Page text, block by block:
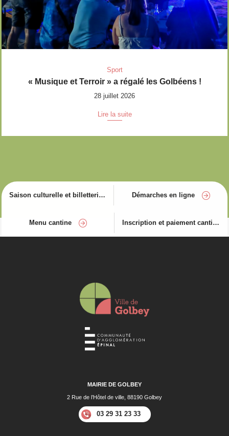
Sport
« Musique et Terroir » a régalé les Golbéens !
28 juillet 2026
Lire la suite
Saison culturelle et billetterie Démarches en ligne
Menu cantine Inscription et paiement cantine
MAIRIE DE GOLBEY
2 Rue de l’Hôtel de ville, 88190 Golbey
03 29 31 23 33